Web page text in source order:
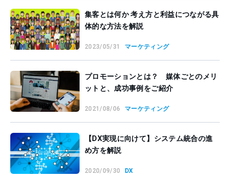
集客とは何か 考え方と利益につながる具
体的な方法を解説
2023/05/31 マーケティング
プロモーションとは？ 媒体ごとのメリ
ットと、成功事例をご紹介
2021/08/06 マーケティング
【DX実現に向けて】システム統合の進
め方を解説
2020/09/30 DX